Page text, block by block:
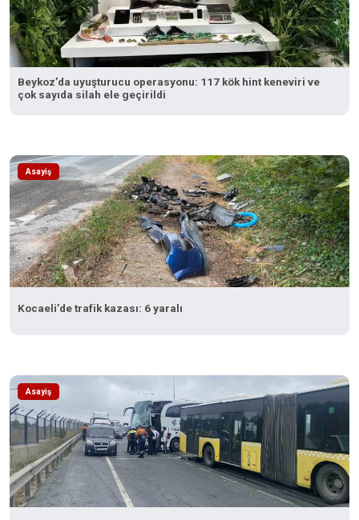
Beykoz’da uyuşturucu operasyonu: 117 kök hint keneviri ve
çok sayıda silah ele geçirildi
Asayiş
Kocaeli’de trafik kazası: 6 yaralı
Asayiş